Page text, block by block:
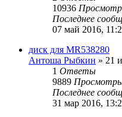
10936
Последнее
07 май 2016,
диск для MR538280
Антоша Рыбкин » 21
1 Ответы
9889
Последнее
31 мар 2016,